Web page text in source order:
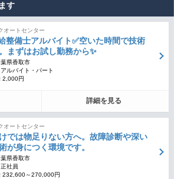
す
オートセンター
整備士アルバイト✅空いた時間で技術
まずはお試し勤務から✨
県香取市
アルバイト・パート
2,000円
詳細を見る
オートセンター
では物足りない方へ。故障診断や深い
が身につく環境です。
県香取市
正社員
232,600～270,000円